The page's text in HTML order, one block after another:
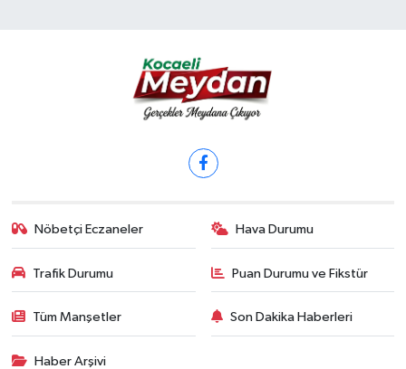
Nöbetçi Eczaneler Hava Durumu
Trafik Durumu Puan Durumu ve Fikstür
Tüm Manşetler Son Dakika Haberleri
Haber Arşivi